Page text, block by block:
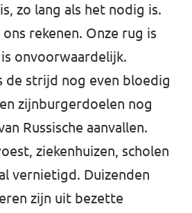
zo lang als het nodig is.
rekenen. Onze rug is
onvoorwaardelijk.
de strijd nog even bloedig
zijnburgerdoelen nog
Russische aanvallen.
ziekenhuizen, scholen
vernietigd. Duizenden
zijn uit bezette